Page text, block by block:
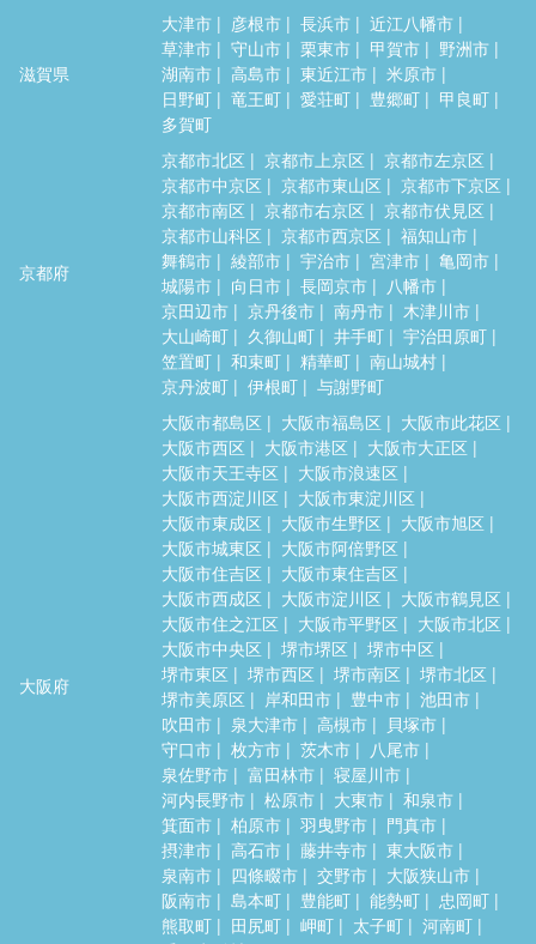
滋賀県
大津市 彦根市 長浜市
近江八幡市
草津市
守山市 栗東市 甲賀市
野洲市
湖南市
高島市 東近江市
米原市
日野町
竜王町 愛荘町 豊郷町
甲良町
多賀町
京都府
京都市北区 京都市上京区
京都市左京区
京都市中京区
京都市東山区
京都市下京区
京都市南区
京都市右京区
京都市伏見区
京都市山科区
京都市西京区
福知山市
舞鶴市
綾部市 宇治市 宮津市
亀岡市
城陽市
向日市 長岡京市
八幡市
京田辺市
京丹後市 南丹市
木津川市
大山崎町
久御山町 井手町
宇治田原町
笠置町
和束町 精華町
南山城村
京丹波町
伊根町 与謝野町
大阪府
大阪市都島区 大阪市福島区
大阪市此花区
大阪市西区
大阪市港区
大阪市大正区
大阪市天王寺区
大阪市浪速区
大阪市西淀川区
大阪市東淀川区
大阪市東成区
大阪市生野区
大阪市旭区
大阪市城東区
大阪市阿倍野区
大阪市住吉区
大阪市東住吉区
大阪市西成区
大阪市淀川区
大阪市鶴見区
大阪市住之江区
大阪市平野区
大阪市北区
大阪市中央区
堺市堺区
堺市中区
堺市東区
堺市西区 堺市南区
堺市北区
堺市美原区
岸和田市 豊中市
池田市
吹田市
泉大津市 高槻市
貝塚市
守口市
枚方市 茨木市
八尾市
泉佐野市
富田林市
寝屋川市
河内長野市
松原市 大東市
和泉市
箕面市
柏原市 羽曳野市
門真市
摂津市
高石市 藤井寺市
東大阪市
泉南市
四條畷市 交野市
大阪狭山市
阪南市
島本町 豊能町 能勢町
忠岡町
熊取町
田尻町 岬町 太子町
河南町